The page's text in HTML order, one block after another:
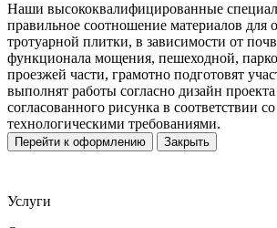
Наши высококвалифицированные
правильное соотношение материалов для
тротуарной плитки, в зависимости от
функционала мощения, пешеходной,
проезжей части, грамотно подготовят
выполнят работы согласно дизайн
согласованного рисунка в соответствии
технологическими требованиями.
Перейти к оформлению Закрыть
Услуги